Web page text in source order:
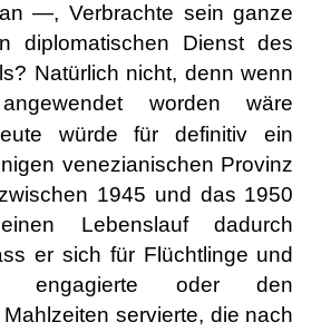
―, Verbrachte sein ganze
diplomatischen Dienst des
Natürlich nicht, denn wenn
worden wäre
würde für definitiv ein
venezianischen Provinz
1945 und das 1950
Lebenslauf dadurch
er sich für Flüchtlinge und
engagierte oder den
servierte, die nach